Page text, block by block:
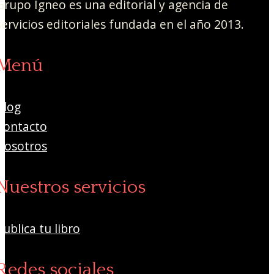
Ígneo es una editorial y agencia de
editoriales fundada en el año 2013.
servicios
tu libro